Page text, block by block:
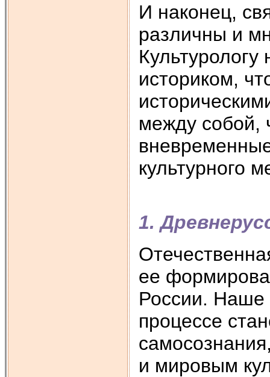
И наконец,
различны и
историком,
между собой,
культурного
1.
ее
России. Наше
процессе
и мировым